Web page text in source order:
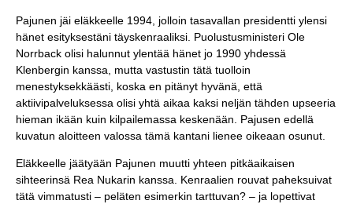
Pajunen jäi eläkkeelle 1994, jolloin tasavallan presidentti ylensi
hänet esityksestäni täyskenraaliksi. Puolustusministeri Ole
Norrback olisi halunnut ylentää hänet jo 1990 yhdessä
Klenbergin kanssa, mutta vastustin tätä tuolloin
menestyksekkäästi, koska en pitänyt hyvänä, että
aktiivipalveluksessa olisi yhtä aikaa kaksi neljän tähden upseeria
hieman ikään kuin kilpailemassa keskenään. Pajusen edellä
kuvatun aloitteen valossa tämä kantani lienee oikeaan osunut.
Eläkkeelle jäätyään Pajunen muutti yhteen pitkäaikaisen
sihteerinsä Rea Nukarin kanssa. Kenraalien rouvat paheksuivat
tätä vimmatusti – peläten esimerkin tarttuvan? – ja lopettivat